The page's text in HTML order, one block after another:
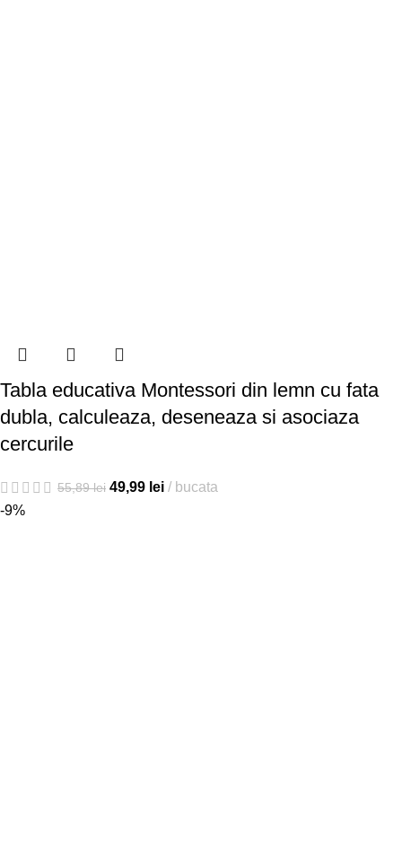
Tabla educativa Montessori din lemn cu fata
dubla, calculeaza, deseneaza si asociaza
cercurile
55,89lei 49,99 lei
bucata
-9%